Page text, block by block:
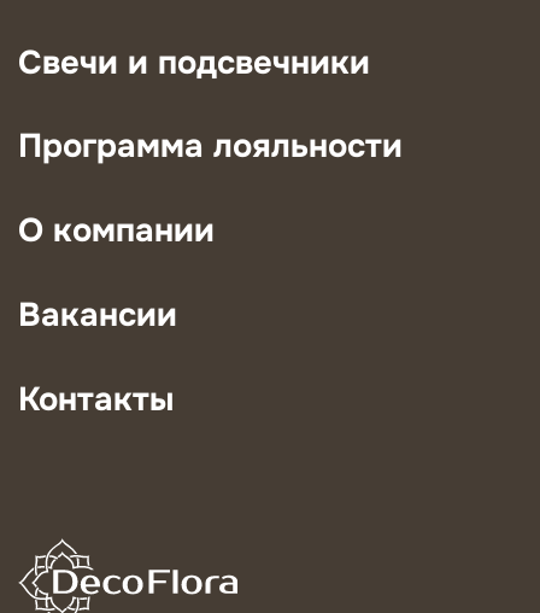
Свечи и подсвечники
Программа лояльности
О компании
Вакансии
Контакты